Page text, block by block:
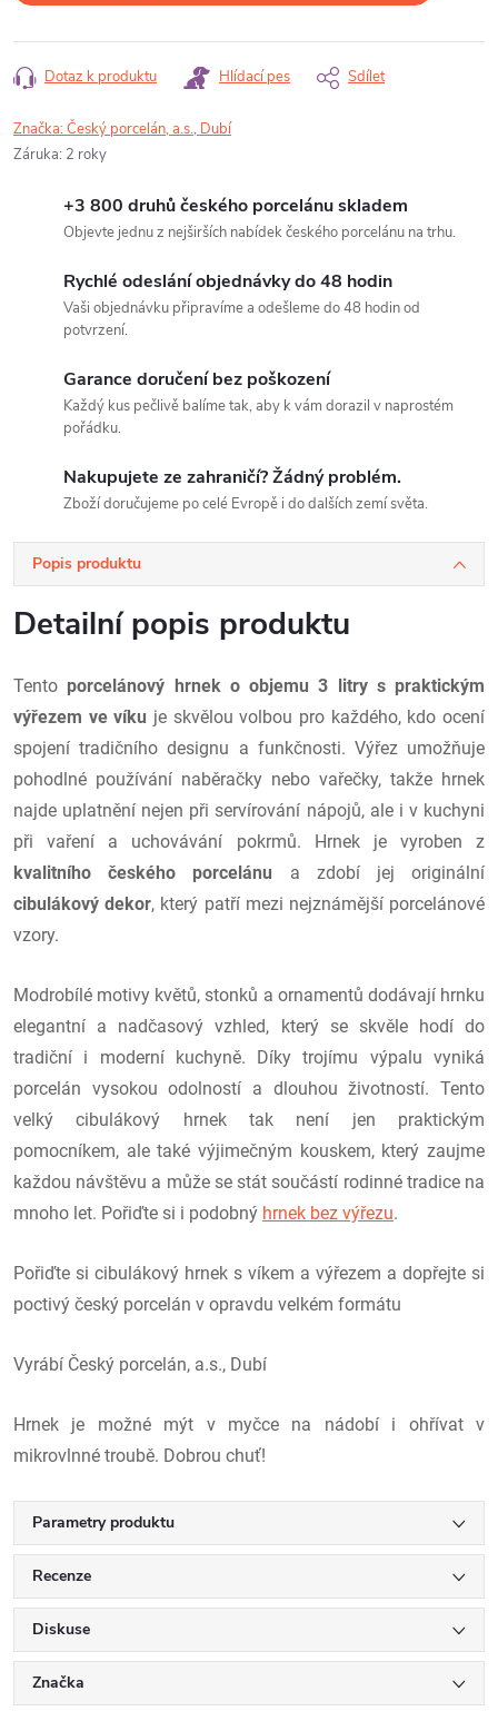
Dotaz k produktu Hlídací pes Sdílet
Značka:Český porcelán, a.s., Dubí
Záruka: 2 roky
+3 800 druhů českého porcelánu skladem
Objevte jednu z nejširších nabídek českého porcelánu na trhu.
Rychlé odeslání objednávky do 48 hodin
Vaši objednávku připravíme a odešleme do 48 hodin od
potvrzení.
Garance doručení bez poškození
Každý kus pečlivě balíme tak, aby k vám dorazil v naprostém
pořádku.
Nakupujete ze zahraničí? Žádný problém.
Zboží doručujeme po celé Evropě i do dalších zemí světa.
Popis produktu
Detailní popis produktu
Tento porcelánový hrnek o objemu 3 litry s praktickým
výřezem ve víku je skvělou volbou pro každého, kdo ocení
spojení tradičního designu a funkčnosti. Výřez umožňuje
pohodlné používání naběračky nebo vařečky, takže hrnek
najde uplatnění nejen při servírování nápojů, ale i v kuchyni
při vaření a uchovávání pokrmů. Hrnek je vyroben z
kvalitního českého porcelánu a zdobí jej originální
cibulákový dekor, který patří mezi nejznámější porcelánové
vzory.
Modrobílé motivy květů, stonků a ornamentů dodávají hrnku
elegantní a nadčasový vzhled, který se skvěle hodí do
tradiční i moderní kuchyně. Díky trojímu výpalu vyniká
porcelán vysokou odolností a dlouhou životností. Tento
velký cibulákový hrnek tak není jen praktickým
pomocníkem, ale také výjimečným kouskem, který zaujme
každou návštěvu a může se stát součástí rodinné tradice na
mnoho let. Pořiďte si i podobný hrnek bez výřezu.
Pořiďte si cibulákový hrnek s víkem a výřezem a dopřejte si
poctivý český porcelán v opravdu velkém formátu
Vyrábí Český porcelán, a.s., Dubí
Hrnek je možné mýt v myčce na nádobí i ohřívat v
mikrovlnné troubě. Dobrou chuť!
Parametry produktu
Recenze
Diskuse
Značka